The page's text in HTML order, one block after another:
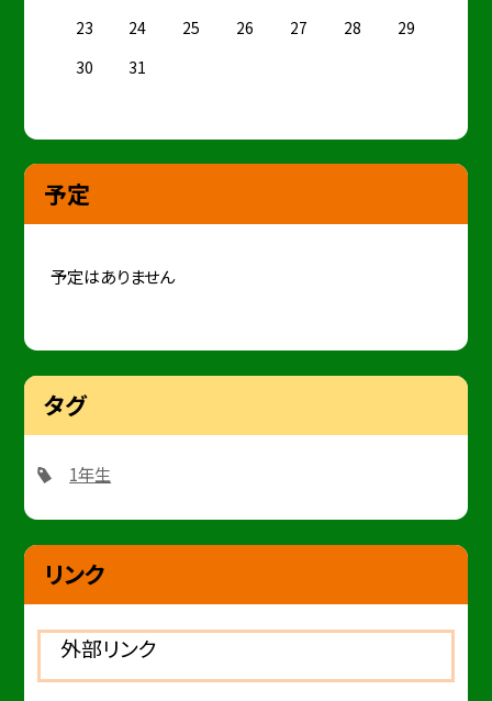
23
24 25 26 27 28
29
30
31
予定
予定はありません
タグ
1年生
リンク
外部リンク